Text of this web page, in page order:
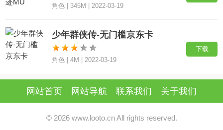
角色 | 345M | 2022-03-19
少年群侠传-无门槛京东卡
角色 | 4M | 2022-03-19
下载
网站首页 网站导航 联系我们 关于我们
© 2026 www.looto.cn All rights reserved.